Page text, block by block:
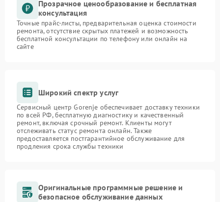
Прозрачное ценообразование и бесплатная
консультация
Точные прайс-листы, предварительная оценка стоимости
ремонта, отсутствие скрытых платежей и возможность
бесплатной консультации по телефону или онлайн на
сайте
Широкий спектр услуг
Сервисный центр Gorenje обеспечивает доставку техники
по всей РФ, бесплатную диагностику и качественный
ремонт, включая срочный ремонт. Клиенты могут
отслеживать статус ремонта онлайн. Также
предоставляется постгарантийное обслуживание для
продления срока службы техники
Оригинальные программные решение и
безопасное обслуживание данных